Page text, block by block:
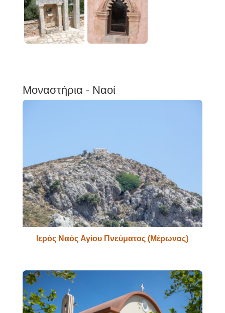
Μοναστήρια - Ναοί
Ιερός Ναός Αγίου Πνεύματος (Μέρωνας)